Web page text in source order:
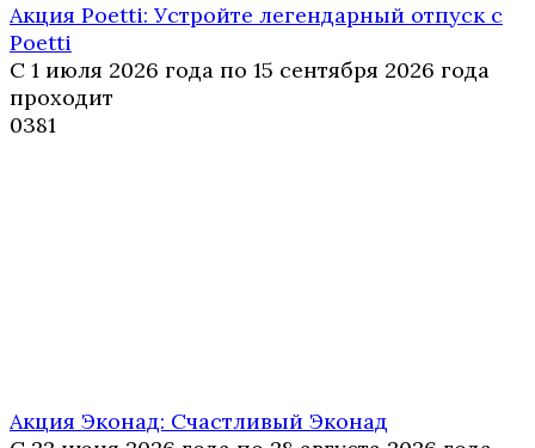
Акция Poetti: Устройте легендарный отпуск с
Poetti
С 1 июля 2026 года по 15 сентября 2026 года
проходит
0381
Акция Эконад: Счастливый Эконад